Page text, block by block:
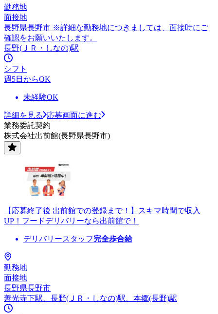
勤務地
面接地
長野県長野市 ※詳細な勤務地につきましては、面接時にご
確認をお願いいたします。
長野(ＪＲ・しなの)駅
シフト
週5日からOK
未経験OK
詳細を見る
応募画面に進む
業務委託契約
株式会社出前館(長野県長野市)
【応募終了後 出前館での登録まで！】スキマ時間で収入
UP！フードデリバリーなら出前館で！
デリバリースタッフ完全歩合給
勤務地
面接地
長野県長野市
善光寺下駅、長野(ＪＲ・しなの)駅、本郷(長野)駅